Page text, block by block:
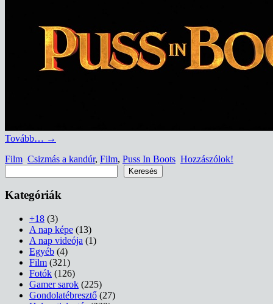
Tovább… →
Film Csizmás a kandúr, Film, Puss In Boots Hozzászólok!
Keresés
Kategóriák
+18 (3)
A nap képe (13)
A nap videója (1)
Egyéb (4)
Film (321)
Fotók (126)
Gamer sarok (225)
Gondolatébresztő (27)